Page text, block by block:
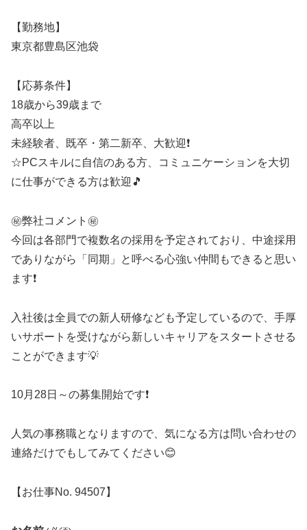
【勤務地】
東京都豊島区池袋
【応募条件】
18歳から39歳まで
高卒以上
未経験者、既卒・第二新卒、大歓迎❗
☆PCスキルに自信のある方、コミュニケーションを大切
に仕事ができる方は歓迎🎵
㊙️弊社コメント㊙️
今回は各部門で複数名の採用を予定されており、中途採用
でありながら「同期」と呼べる心強い仲間もできると思い
ます❗
入社後は全員での新人研修なども予定しているので、手厚
いサポートを受けながら新しいキャリアをスタートさせる
ことができます💡
10月28日～の募集開始です❗
人気の事務職となりますので、気になる方は問い合わせの
連絡だけでもしてみてください😊
【お仕事No. 94507】